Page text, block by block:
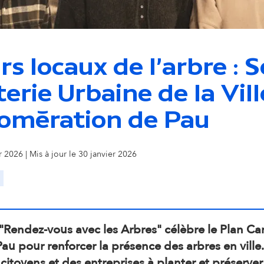
o
s
e
n
d
locaux de l'arbre :
Urbaine de la
de Pau
2026 | Mis à jour le 30 janvier 2026
vous avec les Arbres" célèbre le Plan
pour renforcer la présence des arbres en